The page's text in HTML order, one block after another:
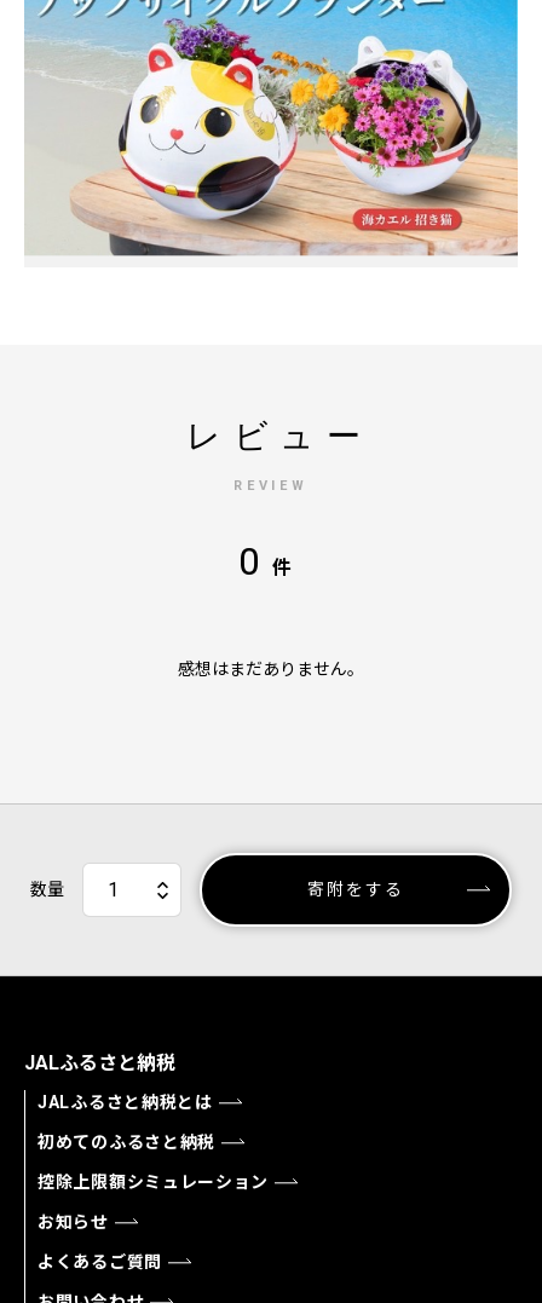
レビュー
REVIEW
0 件
感想はまだありません。
数量 寄附をする
JALふるさと納税
JALふるさと納税とは
初めてのふるさと納税
控除上限額シミュレーション
お知らせ
よくあるご質問